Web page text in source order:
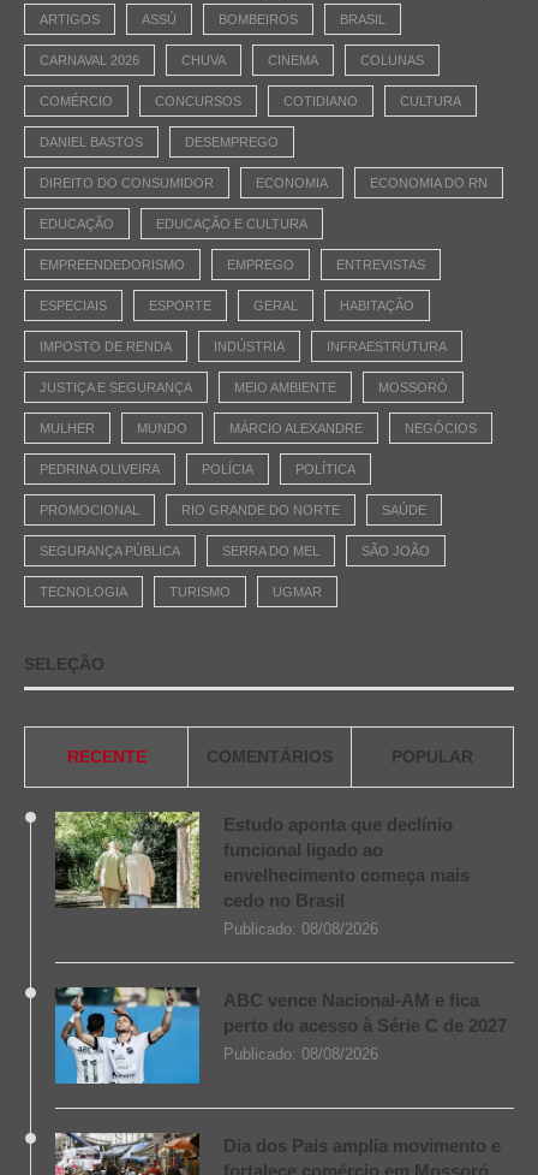
ARTIGOS ASSÚ BOMBEIROS BRASIL
CARNAVAL 2026 CHUVA CINEMA COLUNAS
COMÉRCIO CONCURSOS COTIDIANO CULTURA
DANIEL BASTOS DESEMPREGO
DIREITO DO CONSUMIDOR ECONOMIA ECONOMIA DO RN
EDUCAÇÃO EDUCAÇÃO E CULTURA
EMPREENDEDORISMO EMPREGO ENTREVISTAS
ESPECIAIS ESPORTE GERAL HABITAÇÃO
IMPOSTO DE RENDA INDÚSTRIA INFRAESTRUTURA
JUSTIÇA E SEGURANÇA MEIO AMBIENTE MOSSORÓ
MULHER MUNDO MÁRCIO ALEXANDRE NEGÓCIOS
PEDRINA OLIVEIRA POLÍCIA POLÍTICA
PROMOCIONAL RIO GRANDE DO NORTE SAÚDE
SEGURANÇA PÚBLICA SERRA DO MEL SÃO JOÃO
TECNOLOGIA TURISMO UGMAR
SELEÇÃO
RECENTE COMENTÁRIOS POPULAR
Estudo aponta que declínio
funcional ligado ao
envelhecimento começa mais
cedo no Brasil
Publicado: 08/08/2026
ABC vence Nacional-AM e fica
perto do acesso à Série C de 2027
Publicado: 08/08/2026
Dia dos Pais amplia movimento e
fortalece comércio em Mossoró